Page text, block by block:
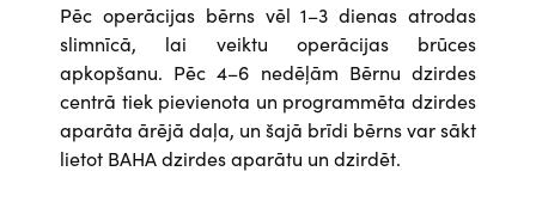
Pēc operācijas bērns vēl 1–3 dienas atrodas
slimnīcā, lai veiktu operācijas brūces
apkopšanu. Pēc 4–6 nedēļām Bērnu dzirdes
centrā tiek pievienota un programmēta dzirdes
aparāta ārējā daļa, un šajā brīdi bērns var sākt
lietot BAHA dzirdes aparātu un dzirdēt.